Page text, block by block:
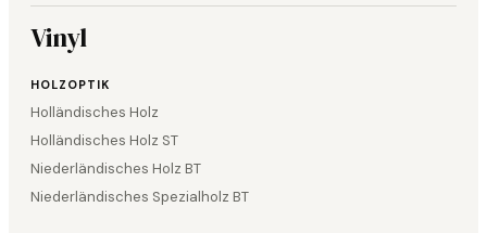
Vinyl
HOLZOPTIK
Holländisches Holz
Holländisches Holz ST
Niederländisches Holz BT
Niederländisches Spezialholz BT